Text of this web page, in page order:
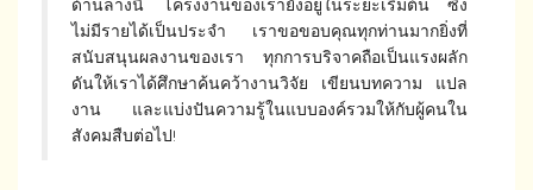
ด้านล่างนี้ โครงงานของเรายังอยู่ในระยะเริ่มต้น ซึ่ง
ไม่มีรายได้เป็นประจำ เราขอขอบคุณทุกท่านมากยิ่งที่
สนับสนุนผลงานของเรา ทุกการบริจาคถือเป็นแรงผลัก
ดันให้เราได้ศึกษาค้นคว้างานวิจัย เขียนบทความ แปล
งาน และแบ่งปันความรู้ในแบบองค์รวมให้กับผู้คนใน
สังคมสืบต่อไป!